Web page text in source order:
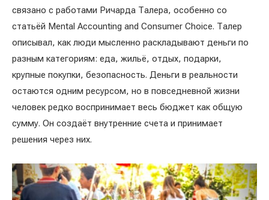
связано с работами Ричарда Талера, особенно со
статьёй Mental Accounting and Consumer Choice. Талер
описывал, как люди мысленно раскладывают деньги по
разным категориям: еда, жильё, отдых, подарки,
крупные покупки, безопасность. Деньги в реальности
остаются одним ресурсом, но в повседневной жизни
человек редко воспринимает весь бюджет как общую
сумму. Он создаёт внутренние счета и принимает
решения через них.